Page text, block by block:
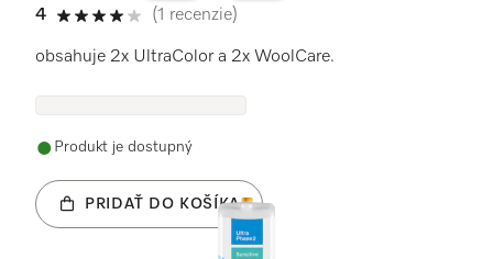
4
4 / 5
(1 recenzie)
obsahuje 2x UltraColor a 2x WoolCare.
Produkt je dostupný
PRIDAŤ DO KOŠÍKA